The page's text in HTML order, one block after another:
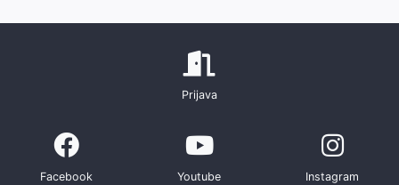
Prijava
Facebook Youtube Instagram